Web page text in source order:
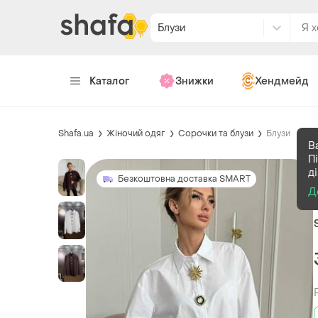
Блузи
Каталог Знижки Хендмейд
Shafa.ua Жіночий одяг Сорочки та блузи Блузи
Безкоштовна доставка SMART